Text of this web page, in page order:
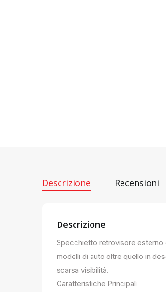
Descrizione Recensioni
Descrizione
Specchietto retrovisore esterno
modelli di auto oltre quello in
scarsa visibilità.
Caratteristiche Principali